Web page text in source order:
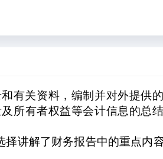
有关资料，编制并对外提供
所有者权益等会计信息的总
讲解了财务报告中的重点内